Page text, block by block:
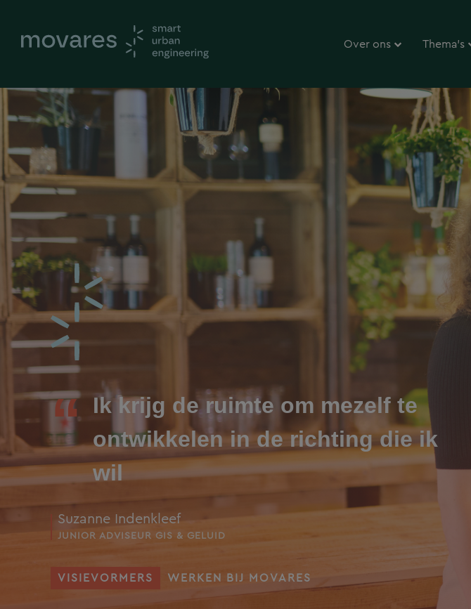
Over ons Thema’s
Ik krijg de ruimte om mezelf te
ontwikkelen in de richting die ik
wil
Suzanne Indenkleef
JUNIOR ADVISEUR GIS & GELUID
VISIEVORMERS WERKEN BIJ MOVARES